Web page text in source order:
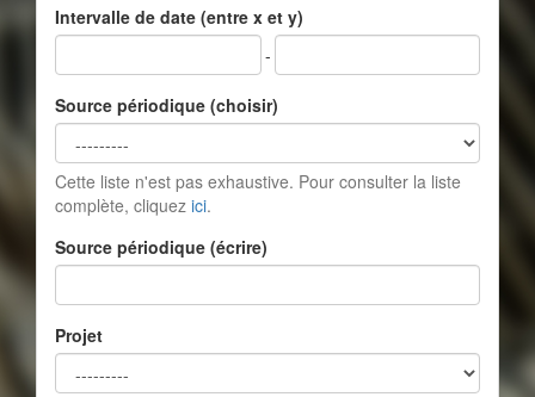
Intervalle de date (entre x et y)
-
Source périodique (choisir)
Cette liste n'est pas exhaustive. Pour consulter la liste
complète, cliquez ici.
Source périodique (écrire)
Projet